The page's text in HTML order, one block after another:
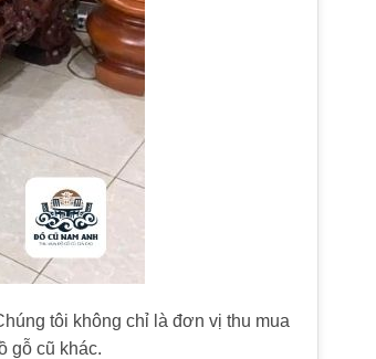
tôi không chỉ là đơn vị thu mua
gỗ cũ khác.